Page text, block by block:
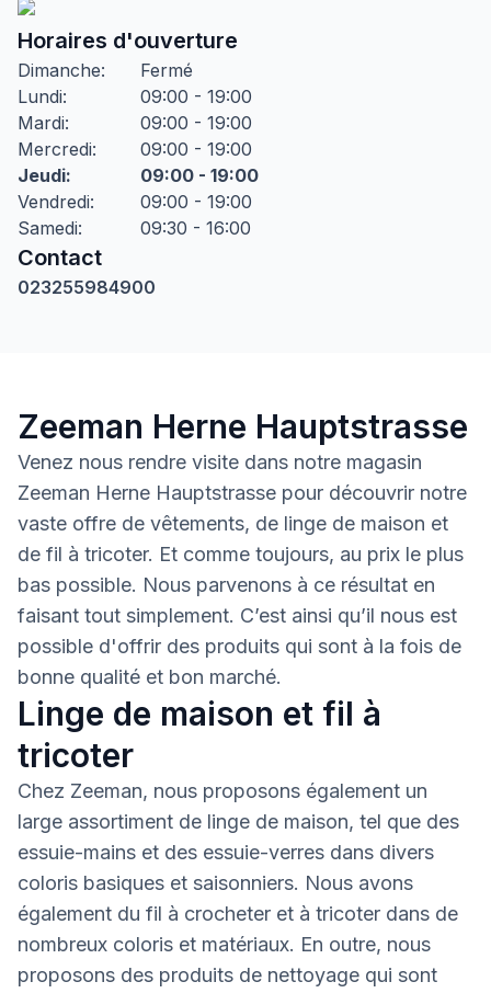
Horaires d'ouverture
Dimanche:
Fermé
Lundi:
09:00 - 19:00
Mardi:
09:00 - 19:00
Mercredi:
09:00 - 19:00
Jeudi:
09:00 - 19:00
Vendredi:
09:00 - 19:00
Samedi: 09:30 - 16:00
Contact
023255984900
Zeeman Herne Hauptstrasse
Venez nous rendre visite dans notre magasin
Zeeman Herne Hauptstrasse pour découvrir notre
vaste offre de vêtements, de linge de maison et
de fil à tricoter. Et comme toujours, au prix le plus
bas possible. Nous parvenons à ce résultat en
faisant tout simplement. C’est ainsi qu’il nous est
possible d'offrir des produits qui sont à la fois de
bonne qualité et bon marché.
Linge de maison et fil à
tricoter
Chez Zeeman, nous proposons également un
large assortiment de linge de maison, tel que des
essuie-mains et des essuie-verres dans divers
coloris basiques et saisonniers. Nous avons
également du fil à crocheter et à tricoter dans de
nombreux coloris et matériaux. En outre, nous
proposons des produits de nettoyage qui sont